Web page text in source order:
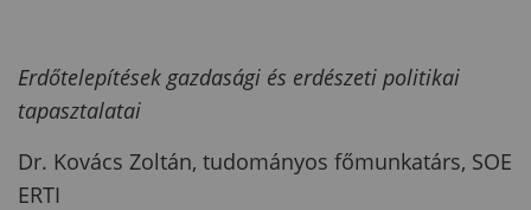
Erdőtelepítések gazdasági és erdészeti politikai
tapasztalatai
Dr. Kovács Zoltán, tudományos főmunkatárs, SOE
ERTI